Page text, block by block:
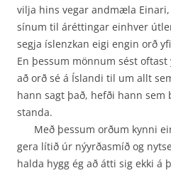
vilja hins vegar andmæla
sínum til áréttingar einhver
segja íslenzkan eigi engin orð
En þessum mönnum sést
að orð sé á Íslandi til um allt
hann sagt það, hefði hann
standa.
Með þessum orðum kynni
gera lítið úr nýyrðasmíð og
halda hygg ég að átti sig ekki á